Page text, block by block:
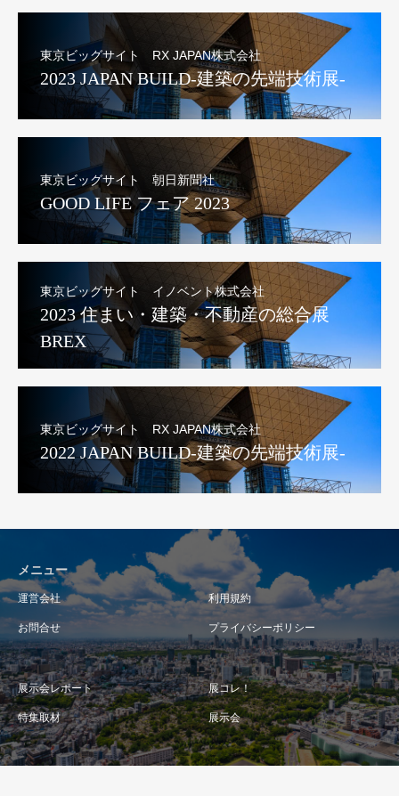
東京ビッグサイト RX JAPAN株式会社
2023 JAPAN BUILD-建築の先端技術展-
東京ビッグサイト 朝日新聞社
GOOD LIFE フェア 2023
東京ビッグサイト イノベント株式会社
2023 住まい・建築・不動産の総合展
BREX
東京ビッグサイト RX JAPAN株式会社
2022 JAPAN BUILD-建築の先端技術展-
メニュー
運営会社 利用規約
お問合せ プライバシーポリシー
展示会レポート 展コレ！
特集取材 展示会